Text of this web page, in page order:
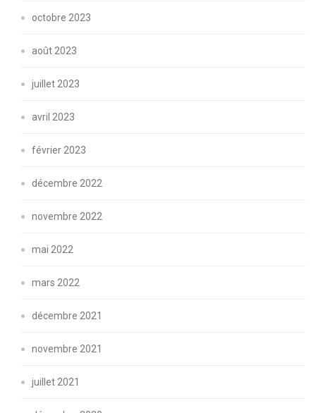
octobre 2023
août 2023
juillet 2023
avril 2023
février 2023
décembre 2022
novembre 2022
mai 2022
mars 2022
décembre 2021
novembre 2021
juillet 2021